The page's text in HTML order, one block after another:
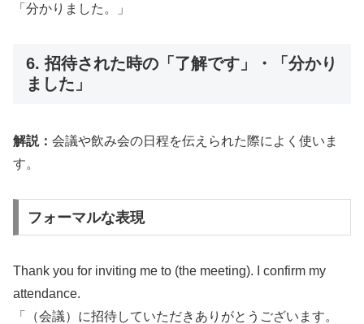
「分かりました。」
6. 招待された時の「了解です」・「分かり
ました」
解説： 会議や飲み会の日程を伝えられた際によく使いま
す。
フォーマルな表現
Thank you for inviting me to (the meeting). I confirm my
attendance.
「（会議）に招待していただきありがとうございます。